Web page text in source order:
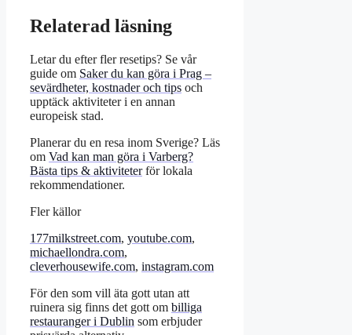
Relaterad läsning
Letar du efter fler resetips? Se vår
guide om Saker du kan göra i Prag –
sevärdheter, kostnader och tips och
upptäck aktiviteter i en annan
europeisk stad.
Planerar du en resa inom Sverige? Läs
om Vad kan man göra i Varberg?
Bästa tips & aktiviteterför lokala
rekommendationer.
Fler källor
177milkstreet.com, youtube.com,
michaellondra.com,
cleverhousewife.com, instagram.com
För den som vill äta gott utan att
ruinera sig finns det gott om billiga
restauranger i Dublin som erbjuder